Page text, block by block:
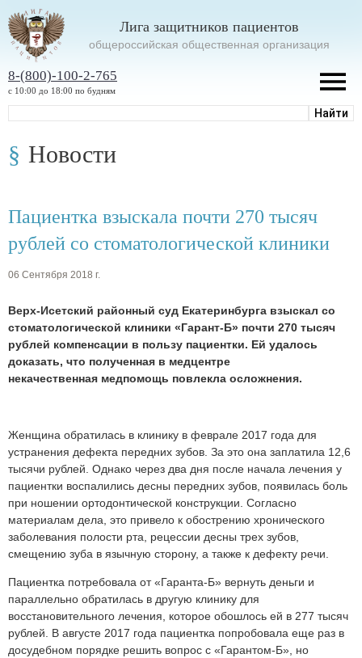
Лига защитников пациентов
oбщероссийская общественная организация
8-(800)-100-2-765
с 10:00 до 18:00 по будням
Новости
Пациентка взыскала почти 270 тысяч
рублей со стоматологической клиники
06 Сентября 2018 г.
Верх-Исетский районный суд Екатеринбурга взыскал со
стоматологической клиники «Гарант-Б» почти 270 тысяч
рублей компенсации в пользу пациентки. Ей удалось
доказать, что полученная в медцентре
некачественная медпомощь повлекла осложнения.
Женщина обратилась в клинику в феврале 2017 года для
устранения дефекта передних зубов. За это она заплатила 12,6
тысячи рублей. Однако через два дня после начала лечения у
пациентки воспалились десны передних зубов, появилась боль
при ношении ортодонтической конструкции. Согласно
материалам дела, это привело к обострению хронического
заболевания полости рта, рецессии десны трех зубов,
смещению зуба в язычную сторону, а также к дефекту речи.
Пациентка потребовала от «Гаранта-Б» вернуть деньги и
параллельно обратилась в другую клинику для
восстановительного лечения, которое обошлось ей в 277 тысяч
рублей. В августе 2017 года пациентка попробовала еще раз в
досудебном порядке решить вопрос с «Гарантом-Б», но